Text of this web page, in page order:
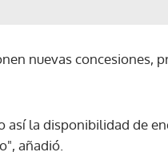
nuevas concesiones,
así la disponibilidad de
añadió.